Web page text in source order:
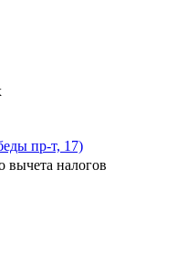
пр-т, 17)
вычета налогов